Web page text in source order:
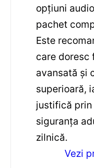
opțiuni
pachet
Este
care doresc
avansată și
superioară,
justifică
siguranța
zilnică.
Vezi